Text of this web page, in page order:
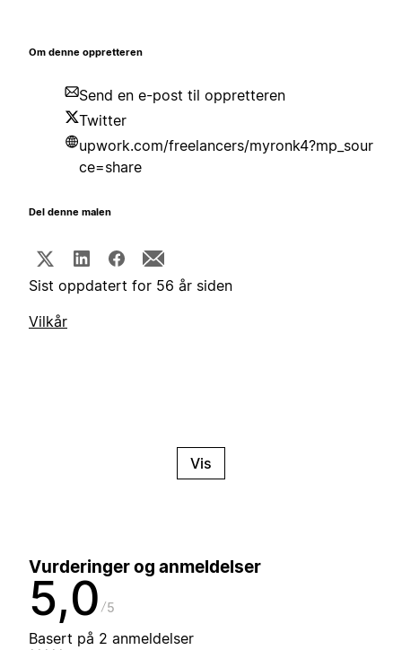
Om denne oppretteren
Send en e-post til oppretteren
Twitter
upwork.com/freelancers/myronk4?mp_sour
ce=share
Del denne malen
Sist oppdatert for 56 år siden
Vilkår
Vis
Vurderinger og anmeldelser
5,0 5
Basert på 2 anmeldelser